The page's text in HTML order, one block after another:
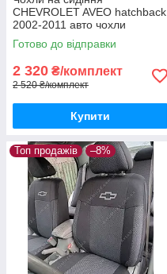
CHEVROLET AVEO hatchback
2002-2011 авто чохли
ШЕВРОЛЕ АВЕО хетчбек
(спинка суцільна, горби)
Готово до відправки
2 320 ₴/комплект
2 520 ₴/комплект
Купити
Топ продажів –8%